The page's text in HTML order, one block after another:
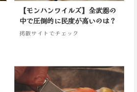
【モンハンワイルズ】全武器の
中で圧倒的に民度が高いのは？
掲載サイトでチェック